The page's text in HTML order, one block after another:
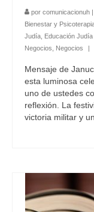
por comunicacionuh |
Bienestar y
Judía Educación
Negocios
Negocios |
Mensaje de
esta luminosa
uno de ustedes
reflexión. La
victoria militar y